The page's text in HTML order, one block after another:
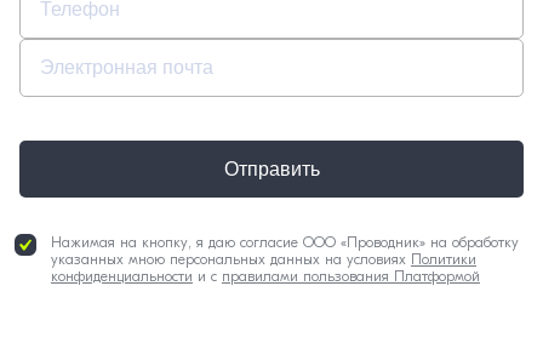
Нажимая на кнопку, я даю согласие ООО «Проводник» на обработку
указанных мною персональных данных на условиях Политики
конфиденциальности и с правилами пользования Платформой
Отправить